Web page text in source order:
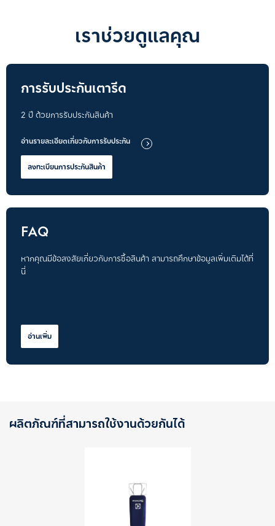
เราช่วยดูแลคุณ
การรับประกันเตารีด
2 ปี ด้วยการรับประกันสินค้า
อ่านรายละเอียดเกี่ยวกับการรับประกัน
ลงทะเบียนการประกันสินค้า
FAQ
หากคุณมีข้อสงสัยเกี่ยวกับการซื้อสินค้า สามารถศึกษาข้อมูลเพิ่มเติมได้ที่
นี่
อ่านเพิ่ม
ผลิตภัณฑ์ที่สามารถใช้งานด้วยกันได้